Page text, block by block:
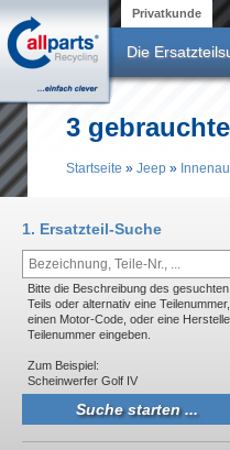
Privatkunde
Die
3
Startseite » Jeep »
1. Ersatzteil-Suche
Bitte die Beschreibung des gesuchten
Teils oder alternativ eine Teilenummer,
einen Motor-Code, oder eine
Teilenummer eingeben.
Zum Beispiel:
Scheinwerfer Golf IV